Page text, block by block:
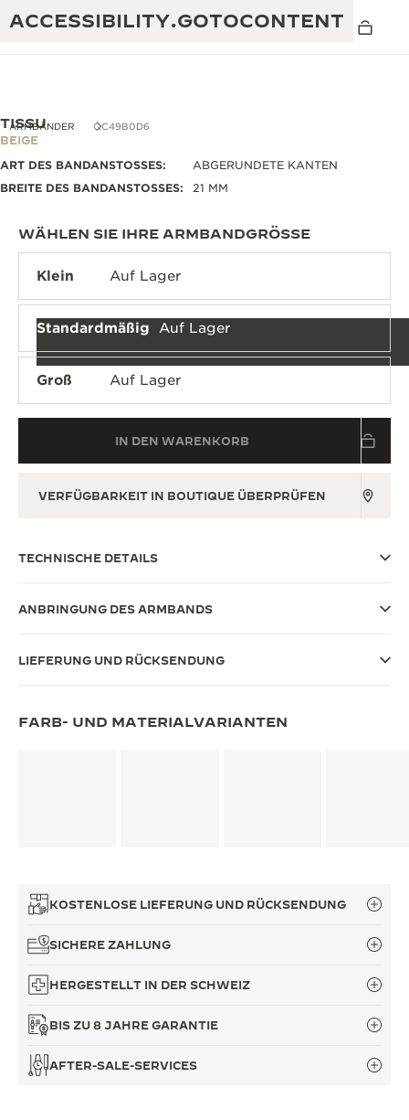
ACCESSIBILITY.GOTOCONTENT
JAEGER-LECOULTRE GARANTIE
ATMOS GARANTIE
DIE AUSSTELLUNG „THE PERPETUAL
TIMEKEEPER“
THE DREAM SHAPER
THE SOUND MAKER
ALLE VERANSTALTUNGEN ANZEIGEN
EXZELLENZ: MEHR ALS 190 JAHRE EXPERTISE
KREATIVITÄT: MEHR ALS 430 PATENTE
MEISTERLEISTUNG: 108 KUNSTHANDWERKE
ARMBÄNDER QC49B0D6
TISSU
BEIGE
ART DES BANDANSTOSSES:
ABGERUNDETE KANTEN
BREITE DES BANDANSTOSSES:
21 MM
WÄHLEN SIE IHRE ARMBANDGRÖSSE
Klein Auf Lager
Standardmäßig Auf Lager
Groß Auf Lager
IN DEN WARENKORB
VERFÜGBARKEIT IN BOUTIQUE ÜBERPRÜFEN
TECHNISCHE DETAILS
ANBRINGUNG DES ARMBANDS
LIEFERUNG UND RÜCKSENDUNG
FARB- UND MATERIALVARIANTEN
KOSTENLOSE LIEFERUNG UND RÜCKSENDUNG
SICHERE ZAHLUNG
HERGESTELLT IN DER SCHWEIZ
BIS ZU 8 JAHRE GARANTIE
AFTER-SALE-SERVICES